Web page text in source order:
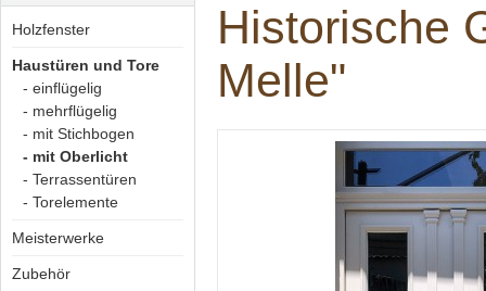
Holzfenster
Haustüren und Tore
- einflügelig
- mehrflügelig
- mit Stichbogen
- mit Oberlicht
- Terrassentüren
- Torelemente
Meisterwerke
Zubehör
Historische
Melle"